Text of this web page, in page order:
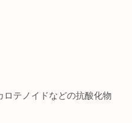
テノイドなどの抗酸化物